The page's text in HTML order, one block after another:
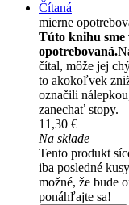
Čítaná
mierne
Túto knihu sme
opotrebovaná.
čítal, môže jej
to akokoľvek
označili
zanechať stopy.
11,30 €
Na sklade
Tento produkt
iba posledné
možné, že bude
ponáhľajte sa!